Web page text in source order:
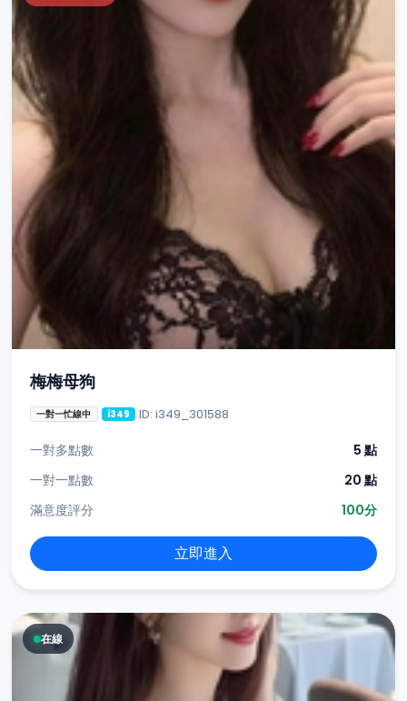
梅梅母狗
一對一忙線中 i349 ID: i349_301588
一對多點數
5 點
一對一點數
20 點
滿意度評分
100分
立即進入
在線